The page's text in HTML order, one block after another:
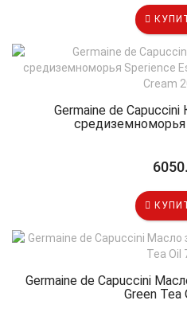
Germaine de
средиземноморья
Germaine de Capuccini
Green Tea